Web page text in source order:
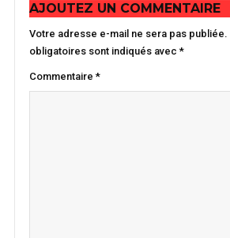
AJOUTEZ UN COMMENTAIRE
Votre adresse e-mail ne sera pas publiée.
obligatoires sont indiqués avec *
Commentaire *